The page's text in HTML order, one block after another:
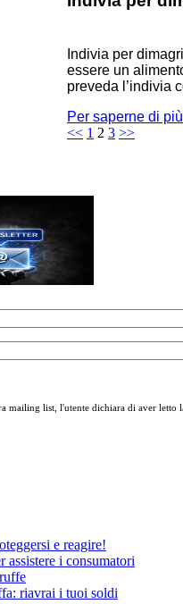
Indivia per
essere un
preveda l’indivia
Per saperne di
<< 1 2 3 >>
mailing list, l'utente dichiara di aver letto
e reagire!
assistere i consumatori
riavrai i tuoi soldi